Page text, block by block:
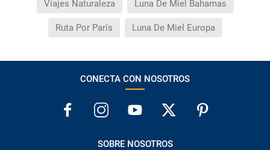
Viajes Naturaleza Luna De Miel Bahamas
Ruta Por París Luna De Miel Europa
CONECTA CON NOSOTROS
SOBRE NOSOTROS